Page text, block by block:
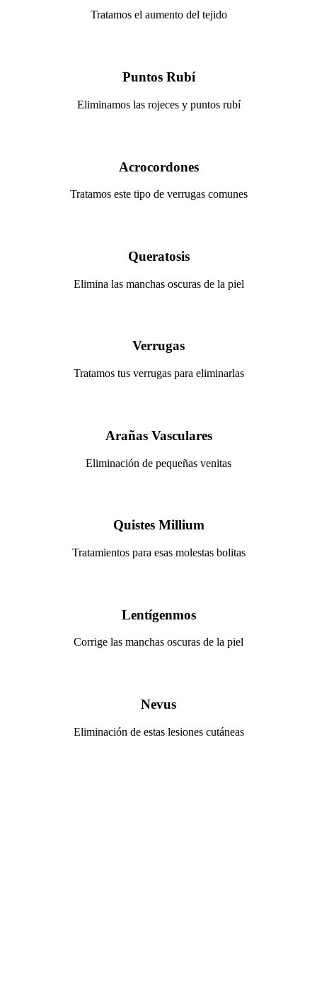
Tratamos el aumento del tejido
Puntos Rubí
Eliminamos las rojeces y puntos rubí
Acrocordones
Tratamos este tipo de verrugas comunes
Queratosis
Elimina las manchas oscuras de la piel
Verrugas
Tratamos tus verrugas para eliminarlas
Arañas Vasculares
Eliminación de pequeñas venitas
Quistes Millium
Tratamientos para esas molestas bolitas
Lentígenmos
Corrige las manchas oscuras de la piel
Nevus
Eliminación de estas lesiones cutáneas